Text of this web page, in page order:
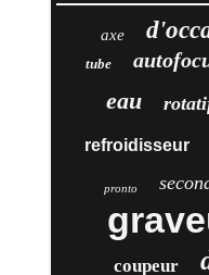
axe
tube
eau
refroidisseur
pronto
coupeur